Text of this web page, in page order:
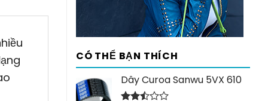
CÓ THỂ BẠN THÍCH
Dây Curoa Sanwu 5VX 610